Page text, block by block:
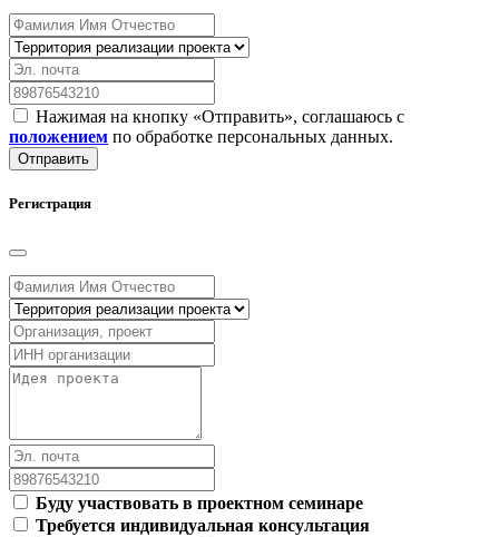
Нажимая на кнопку «Отправить», соглашаюсь с
положением по обработке персональных данных.
Отправить
Регистрация
Буду участвовать в проектном семинаре
Требуется индивидуальная консультация